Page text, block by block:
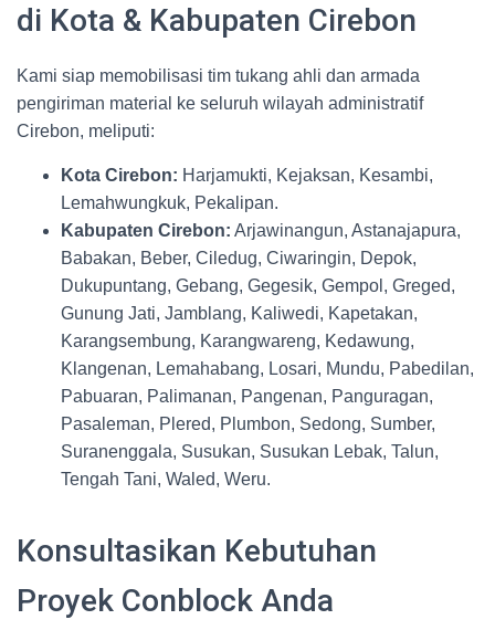
di Kota & Kabupaten Cirebon
Kami siap memobilisasi tim tukang ahli dan armada
pengiriman material ke seluruh wilayah administratif
Cirebon, meliputi:
Kota Cirebon: Harjamukti, Kejaksan, Kesambi,
Lemahwungkuk, Pekalipan.
Kabupaten Cirebon: Arjawinangun, Astanajapura,
Babakan, Beber, Ciledug, Ciwaringin, Depok,
Dukupuntang, Gebang, Gegesik, Gempol, Greged,
Gunung Jati, Jamblang, Kaliwedi, Kapetakan,
Karangsembung, Karangwareng, Kedawung,
Klangenan, Lemahabang, Losari, Mundu, Pabedilan,
Pabuaran, Palimanan, Pangenan, Panguragan,
Pasaleman, Plered, Plumbon, Sedong, Sumber,
Suranenggala, Susukan, Susukan Lebak, Talun,
Tengah Tani, Waled, Weru.
Konsultasikan Kebutuhan
Proyek Conblock Anda